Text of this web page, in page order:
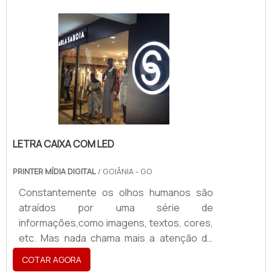
orçamento!.
facilmente movimentado. Entre os locais
em que esse tipo de totem pode aplicado
se destacam: Shoppings; Cinemas;
Fachadas de comércios; Pontos de ônibus;
Praças públicas.O totem backlight é
formado por uma est.
LETRA CAIXA COM LED
PRINTER MÍDIA DIGITAL / GOIÂNIA - GO
Constantemente os olhos humanos são
atraídos por uma série de
informações,como imagens, textos, cores,
etc. Mas nada chama mais a atenção do
que a iluminação. Por conta disso, contar
com uma letra caixa com led para divulgar
COTAR AGORA